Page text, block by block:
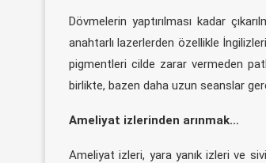
Dövmelerin yaptırılması kadar
anahtarlı lazerlerden özellikle
pigmentleri cilde zarar vermeden
birlikte, bazen daha uzun seanslar
Ameliyat izlerinden arınmak…
Ameliyat izleri, yara yanık izleri ve